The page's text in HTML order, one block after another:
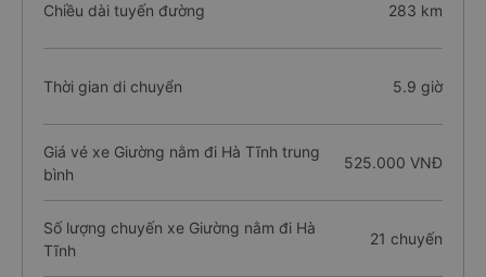
Chiều dài tuyến đường 283 km
Thời gian di chuyển 5.9 giờ
Giá vé xe Giường nằm đi Hà Tĩnh trung
bình
525.000 VNĐ
Số lượng chuyến xe Giường nằm đi Hà
Tĩnh
21 chuyến